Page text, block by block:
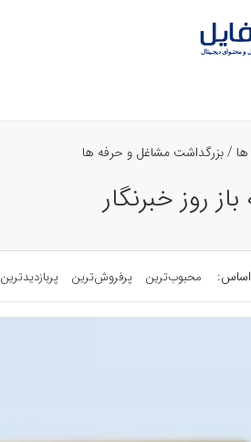
/بزرگداشت مشاغل و حرفه ها
روز خبرنگار
محبوب‌ترین پرفروش‌ترین پربازدیدترین